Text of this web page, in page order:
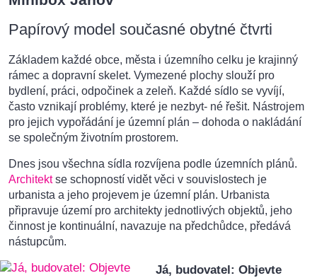
Papírový model současné obytné čtvrti
Základem každé obce, města i územního celku je krajinný
rámec a dopravní skelet. Vymezené plochy slouží pro
bydlení, práci, odpočinek a zeleň. Každé sídlo se vyvíjí,
často vznikají problémy, které je nezbyt- né řešit. Nástrojem
pro jejich vypořádání je územní plán – dohoda o nakládání
se společným životním prostorem.
Dnes jsou všechna sídla rozvíjena podle územních plánů.
Architektse schopností vidět věci v souvislostech je
urbanista a jeho projevem je územní plán. Urbanista
připravuje území pro architekty jednotlivých objektů, jeho
činnost je kontinuální, navazuje na předchůdce, předává
nástupcům.
Já, budovatel: Objevte